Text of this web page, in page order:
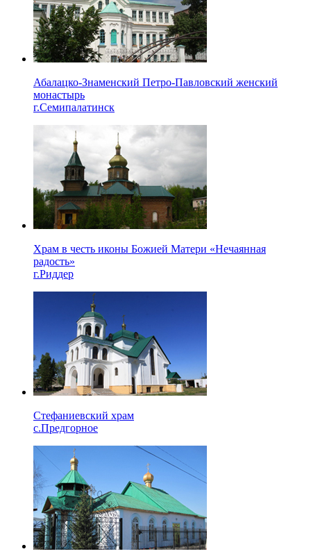
Абалацко-Знаменский Петро-Павловский женский
монастырь
г.Семипалатинск
Храм в честь иконы Божией Матери «Нечаянная
радость»
г.Риддер
Стефаниевский храм
с.Предгорное